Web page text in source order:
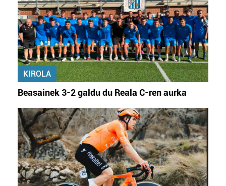
KIROLA
Beasainek 3-2 galdu du Reala C-ren aurka